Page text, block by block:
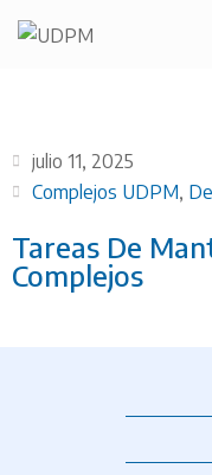
julio 11, 2025
Complejos UDPM,
Tareas De
Complejos